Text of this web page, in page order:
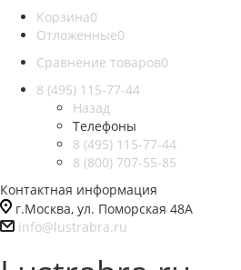
Корзина0
Отложенные0
Сравнение товаров0
8 (495) 115-77-44
Назад
Телефоны
8 (495) 115-77-44
8 (800) 707-55-85
Контактная информация
г.Москва, ул. Поморская 48А
info@lustrabra.ru